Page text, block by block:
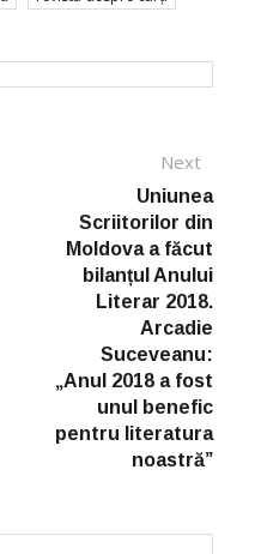
Next
post:
Uniunea
Scriitorilor din
Moldova a făcut
bilanțul Anului
Literar 2018.
Arcadie
Suceveanu:
„Anul 2018 a fost
unul benefic
pentru literatura
noastră”